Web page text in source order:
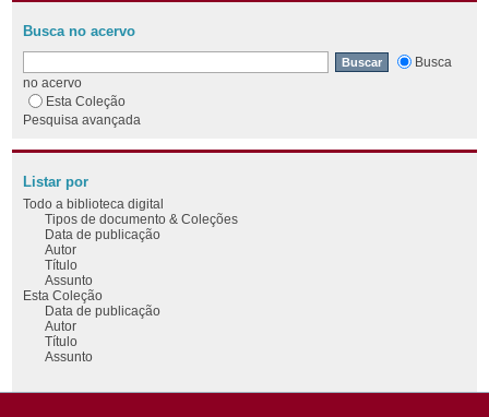
Busca no acervo
Busca
no acervo
Esta Coleção
Pesquisa avançada
Listar por
Todo a biblioteca digital
Tipos de documento & Coleções
Data de publicação
Autor
Título
Assunto
Esta Coleção
Data de publicação
Autor
Título
Assunto